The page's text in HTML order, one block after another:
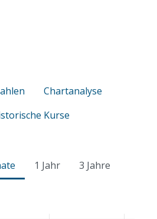
Chartanalyse
Kurse
1 Jahr
3 Jahre